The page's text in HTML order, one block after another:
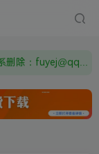
由于微信被封，沟通工具使用最群app，应用市场下载后添加好友：Y9FA49 以后用最群交流解决问题。不再使用微信！
本站资源来自网络搜集，如有侵权，请联系删除：fuyej@qq.com 附上证书和内容链接
需要什么游戏请联系客服，若链接失效请联系客服，百度网盘边上的激活码也是解压密码